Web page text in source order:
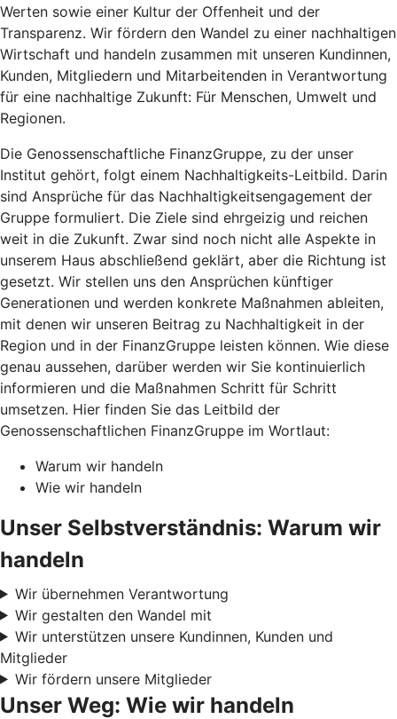
Werten sowie einer Kultur der Offenheit und der
Transparenz. Wir fördern den Wandel zu einer nachhaltigen
Wirtschaft und handeln zusammen mit unseren Kundinnen,
Kunden, Mitgliedern und Mitarbeitenden in Verantwortung
für eine nachhaltige Zukunft: Für Menschen, Umwelt und
Regionen.
Die Genossenschaftliche FinanzGruppe, zu der unser
Institut gehört, folgt einem Nachhaltigkeits-Leitbild. Darin
sind Ansprüche für das Nachhaltigkeitsengagement der
Gruppe formuliert. Die Ziele sind ehrgeizig und reichen
weit in die Zukunft. Zwar sind noch nicht alle Aspekte in
unserem Haus abschließend geklärt, aber die Richtung ist
gesetzt. Wir stellen uns den Ansprüchen künftiger
Generationen und werden konkrete Maßnahmen ableiten,
mit denen wir unseren Beitrag zu Nachhaltigkeit in der
Region und in der FinanzGruppe leisten können. Wie diese
genau aussehen, darüber werden wir Sie kontinuierlich
informieren und die Maßnahmen Schritt für Schritt
umsetzen. Hier finden Sie das Leitbild der
Genossenschaftlichen FinanzGruppe im Wortlaut:
Warum wir handeln
Wie wir handeln
Unser Selbstverständnis: Warum wir
handeln
Wir übernehmen Verantwortung
Wir gestalten den Wandel mit
Wir unterstützen unsere Kundinnen, Kunden und
Mitglieder
Wir fördern unsere Mitglieder
Unser Weg: Wie wir handeln